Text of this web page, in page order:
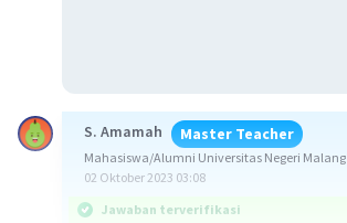
S. Amamah Master Teacher
Mahasiswa/Alumni Universitas Negeri Malang
02 Oktober 2023 03:08
Jawaban terverifikasi